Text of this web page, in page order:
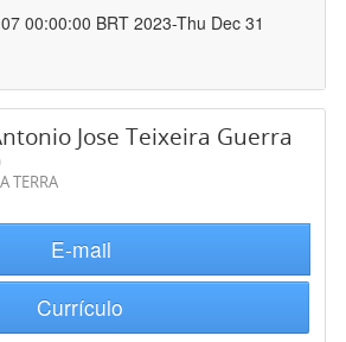
00:00:00 BRT 2023-Thu Dec 31
Jose Teixeira Guerra
TERRA
E-mail
Currículo